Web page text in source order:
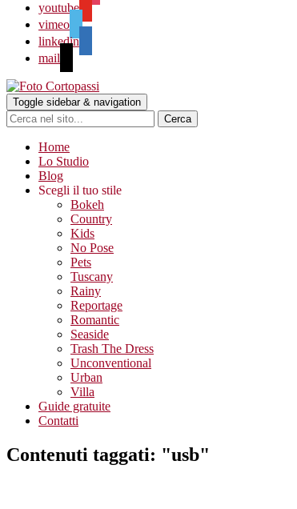
youtube
vimeo
linkedin
mail
Toggle sidebar & navigation
Home
Lo Studio
Blog
Scegli il tuo stile
Bokeh
Country
Kids
No Pose
Pets
Tuscany
Rainy
Reportage
Romantic
Seaside
Trash The Dress
Unconventional
Urban
Villa
Guide gratuite
Contatti
Contenuti taggati: "usb"